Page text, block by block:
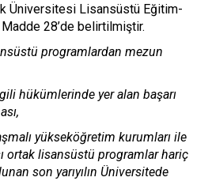
Üniversitesi Lisansüstü Eğitim-
28’de belirtilmiştir.
programlardan mezun
hükümlerinde yer alan başarı
yükseköğretim kurumları ile
ortak lisansüstü programlar hariç
son yarıyılın Üniversitede